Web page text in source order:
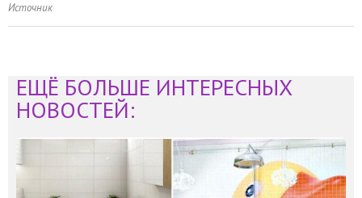
Источник
ЕЩЁ БОЛЬШЕ ИНТЕРЕСНЫХ
НОВОСТЕЙ: